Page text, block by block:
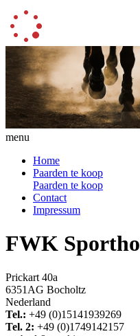
menu
Home
Paarden te koop
Paarden te koop
Contact
Impressum
FWK
Prickart 40a
6351AG Bocholtz
Nederland
Tel.: +49 (0)15141939269
Tel. 2: +49 (0)1749142157